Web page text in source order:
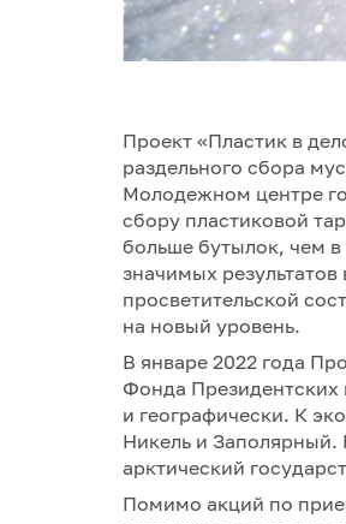
Проект «Пластик в
раздельного сбора
Молодежном центре
сбору пластиковой
больше бутылок, чем
значимых
просветительской
на новый уровень.
В январе 2022 года
Фонда Президентских
и географически. К
Никель и
арктический
Помимо акций по